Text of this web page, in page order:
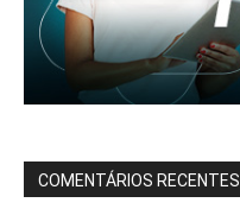
COMENTÁRIOS RECENTES